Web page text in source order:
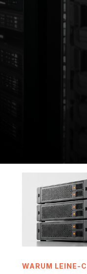
ab 699 €
Proudktive
Migration
Ideal zum
ANFRAGEN
WARUM LEINE-